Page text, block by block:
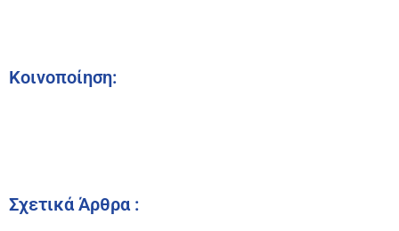
Κοινοποίηση:
Σχετικά Άρθρα :